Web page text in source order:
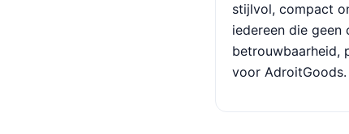
stijlvol, compact
iedereen die geen
betrouwbaarheid,
voor AdroitGoods.